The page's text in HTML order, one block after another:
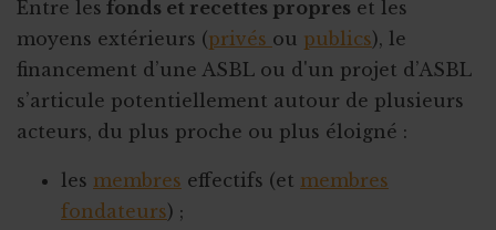
Entre les fonds et recettes propres et les
moyens extérieurs (privés ou publics), le
financement d’une ASBL ou d'un projet d’ASBL
s’articule potentiellement autour de plusieurs
acteurs, du plus proche ou plus éloigné :
les membres effectifs (et membres
fondateurs) ;